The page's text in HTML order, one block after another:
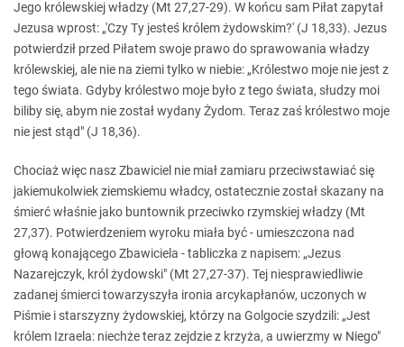
Jego królewskiej władzy (Mt 27,27-29). W końcu sam Piłat zapytał
Jezusa wprost: „'Czy Ty jesteś królem żydowskim?' (J 18,33). Jezus
potwierdził przed Piłatem swoje prawo do sprawowania władzy
królewskiej, ale nie na ziemi tylko w niebie: „Królestwo moje nie jest z
tego świata. Gdyby królestwo moje było z tego świata, słudzy moi
biliby się, abym nie został wydany Żydom. Teraz zaś królestwo moje
nie jest stąd" (J 18,36).
Chociaż więc nasz Zbawiciel nie miał zamiaru przeciwstawiać się
jakiemukolwiek ziemskiemu władcy, ostatecznie został skazany na
śmierć właśnie jako buntownik przeciwko rzymskiej władzy (Mt
27,37). Potwierdzeniem wyroku miała być - umieszczona nad
głową konającego Zbawiciela - tabliczka z napisem: „Jezus
Nazarejczyk, król żydowski" (Mt 27,27-37). Tej niesprawiedliwie
zadanej śmierci towarzyszyła ironia arcykapłanów, uczonych w
Piśmie i starszyzny żydowskiej, którzy na Golgocie szydzili: „Jest
królem Izraela: niechże teraz zejdzie z krzyża, a uwierzmy w Niego"